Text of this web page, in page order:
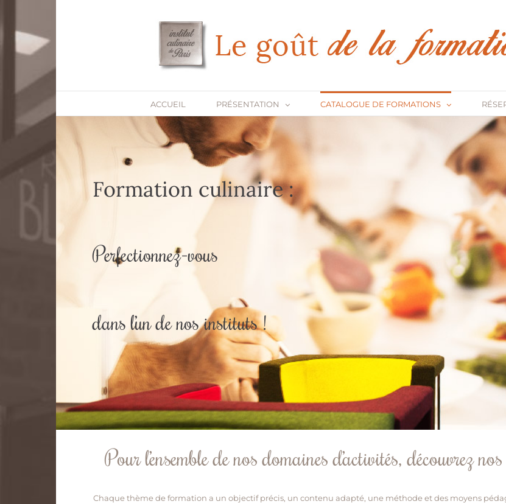
ACCUEIL PRÉSENTATION CATALOGUE DE FORMATIONS
Formation culinaire :
Perfectionnez-vous
dans l’un de nos instituts !
Pour l’ensemble de nos domaines d’activités, découvrez
Chaque thème de formation a un objectif précis, un contenu adapté, une méthode et des moyens